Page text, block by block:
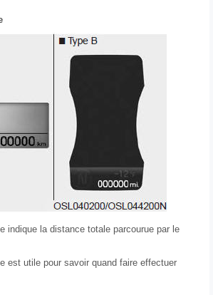
indique la distance totale parcourue par le
est utile pour savoir quand faire effectuer